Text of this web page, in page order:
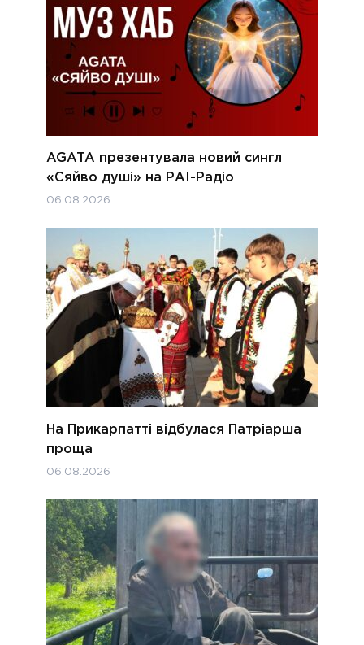
AGATA презентувала новий сингл
«Сяйво душі» на РАІ-Радіо
06.08.2026
На Прикарпатті відбулася Патріарша
проща
06.08.2026